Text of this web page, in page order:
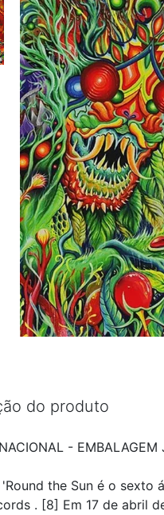
do produto
- EMBALAGEM
the Sun é o sexto
. [8] Em 17 de abril